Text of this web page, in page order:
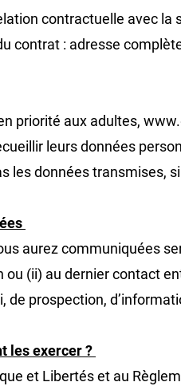
contractuelle avec
contrat : adresse
priorité aux adultes,
leurs données
les données transmises,
aurez communiquées
ou (ii) au dernier contact
de prospection,
les exercer ?
et Libertés et au